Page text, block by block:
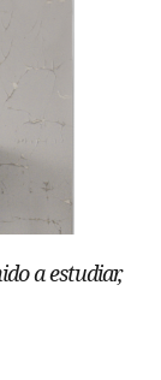
a estudiar,